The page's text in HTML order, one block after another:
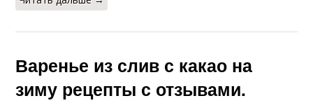
Варенье из слив с какао на
зиму рецепты с отзывами.